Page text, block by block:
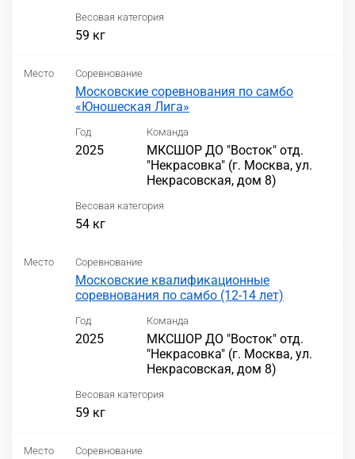
Весовая категория
59 кг
Место Соревнование
Московские соревнования по самбо
«Юношеская Лига»
Год
2025
Команда
МКСШОР ДО "Восток" отд.
"Некрасовка" (г. Москва, ул.
Некрасовская, дом 8)
Весовая категория
54 кг
Место Соревнование
Московские квалификационные
соревнования по самбо (12-14 лет)
Год
2025
Команда
МКСШОР ДО "Восток" отд.
"Некрасовка" (г. Москва, ул.
Некрасовская, дом 8)
Весовая категория
59 кг
Место Соревнование